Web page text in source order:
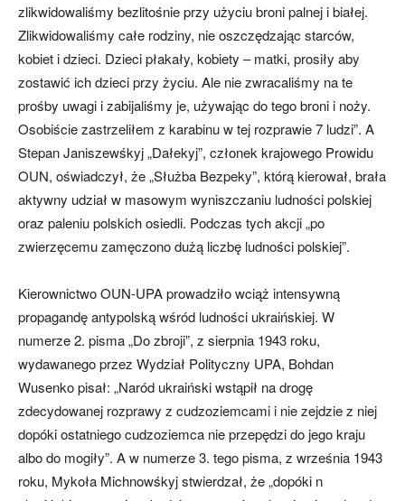
zlikwidowaliśmy bezlitośnie przy użyciu broni palnej i białej.
Zlikwidowaliśmy całe rodziny, nie oszczędzając starców,
kobiet i dzieci. Dzieci płakały, kobiety – matki, prosiły aby
zostawić ich dzieci przy życiu. Ale nie zwracaliśmy na te
prośby uwagi i zabijaliśmy je, używając do tego broni i noży.
Osobiście zastrzeliłem z karabinu w tej rozprawie 7 ludzi”. A
Stepan Janiszewśkyj „Dałekyj”, członek krajowego Prowidu
OUN, oświadczył, że „Służba Bezpeky”, którą kierował, brała
aktywny udział w masowym wyniszczaniu ludności polskiej
oraz paleniu polskich osiedli. Podczas tych akcji „po
zwierzęcemu zamęczono dużą liczbę ludności polskiej”.
Kierownictwo OUN-UPA prowadziło wciąż intensywną
propagandę antypolską wśród ludności ukraińskiej. W
numerze 2. pisma „Do zbroji”, z sierpnia 1943 roku,
wydawanego przez Wydział Polityczny UPA, Bohdan
Wusenko pisał: „Naród ukraiński wstąpił na drogę
zdecydowanej rozprawy z cudzoziemcami i nie zejdzie z niej
dopóki ostatniego cudzoziemca nie przepędzi do jego kraju
albo do mogiły”. A w numerze 3. tego pisma, z września 1943
roku, Mykoła Michnowśkyj stwierdzał, że „dopóki n